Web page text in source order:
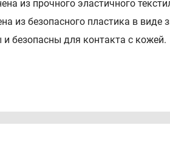
из прочного эластичного
из безопасного пластика в
и безопасны для контакта с кожей.
фиксации волос любой длины и